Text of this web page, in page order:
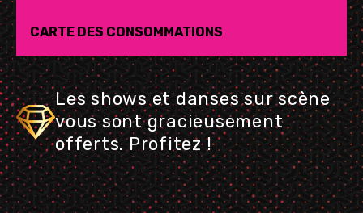
CARTE DES CONSOMMATIONS
Les shows et danses sur scène
vous sont gracieusement
offerts. Profitez !